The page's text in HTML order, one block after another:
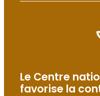
DOSSIER
Lieux de
DOSSIER
Le Centre
favorise la